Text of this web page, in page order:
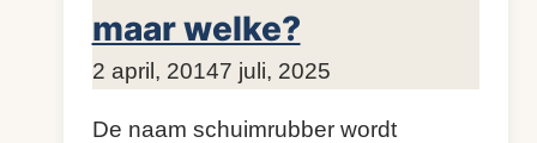
maar welke?
DoorKijkopMeubelen.nl
2 april, 20147 juli, 2025
De naam schuimrubber wordt